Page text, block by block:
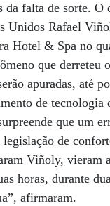
falta de sorte.
Unidos Rafael
Hotel & Spa no
que
apuradas, até
de
que um
de
Viñoly, vieram
horas, durante
afirmaram.